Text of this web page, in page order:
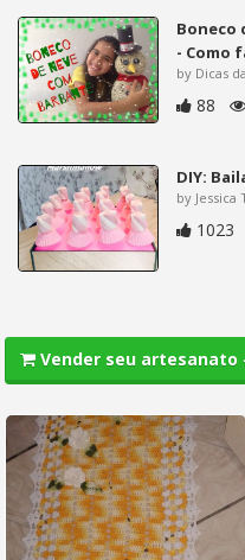
Boneco
- Como
by Dicas
88
DIY:
by Jessica
Vender seu artesanato